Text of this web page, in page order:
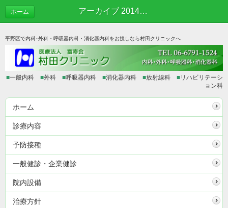
アーカイブ 2014年01月 | あれこれブログ
ホーム
平野区で内科･外科・呼吸器内科・消化器内科をお捜しなら村田クリニックへ
■一般内科 ■外科 ■呼吸器内科 ■消化器内科 ■放射線科 ■リハビリテーシ
ョン科
ホーム
診療内容
予防接種
一般健診・企業健診
院内設備
治療方針